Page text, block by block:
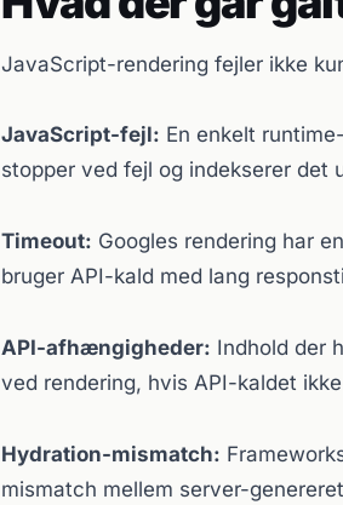
JavaScript-rendering fejler ikke
JavaScript-fejl: En enkelt
stopper ved fejl og indekserer det
Timeout: Googles rendering har
bruger API-kald med lang
API-afhængigheder: Indhold der
ved rendering, hvis API-kaldet
Hydration-mismatch:
mismatch mellem server-